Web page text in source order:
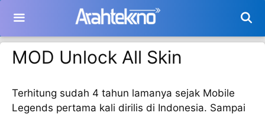
isi
MOD Unlock All Skin
Terhitung sudah 4 tahun lamanya sejak Mobile
Legends pertama kali dirilis di Indonesia. Sampai